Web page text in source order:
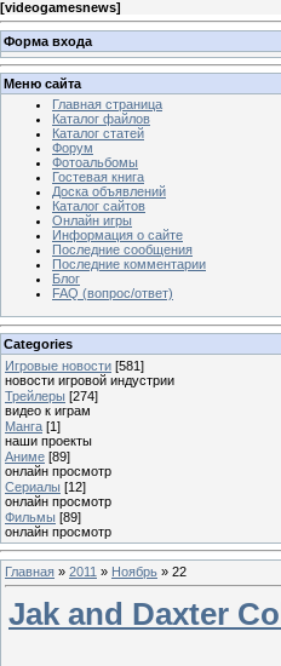
[videogamesnews]
Форма входа
Меню сайта
Главная страница
Каталог файлов
Каталог статей
Форум
Фотоальбомы
Гостевая книга
Доска объявлений
Каталог сайтов
Онлайн игры
Информация о сайте
Последние сообщения
Последние комментарии
Блог
FAQ (вопрос/ответ)
Categories
Игровые новости [581]
новости игровой индустрии
Трейлеры [274]
видео к играм
Манга [1]
наши проекты
Аниме [89]
онлайн просмотр
Сериалы [12]
онлайн просмотр
Фильмы [89]
онлайн просмотр
Главная » 2011 » Ноябрь » 22
Jak and Daxter